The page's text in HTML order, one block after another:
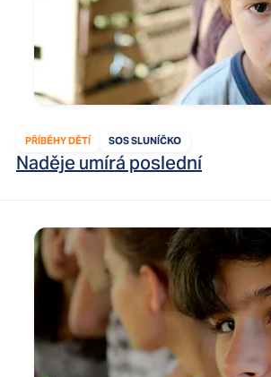
PŘÍBĚHY DĚTÍ SOS SLUNÍČKO
Naděje umírá poslední